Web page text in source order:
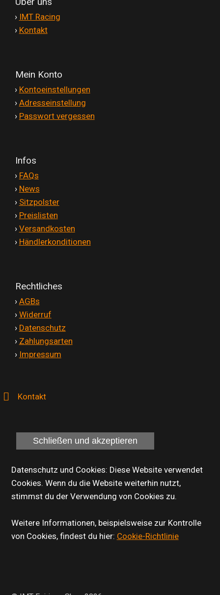
› IMT Racing
› Kontakt
Mein Konto
› Kontoeinstellungen
› Adresseinstellung
› Passwort vergessen
Infos
› FAQs
› News
› Sitzpolster
› Preislisten
› Versandkosten
› Händlerkonditionen
Rechtliches
› AGBs
› Widerruf
› Datenschutz
› Zahlungsarten
› Impressum
Kontakt
Datenschutz und Cookies: Diese Website verwendet
Cookies. Wenn du die Website weiterhin nutzt,
stimmst du der Verwendung von Cookies zu.
Weitere Informationen, beispielsweise zur Kontrolle
von Cookies, findest du hier: Cookie-Richtlinie